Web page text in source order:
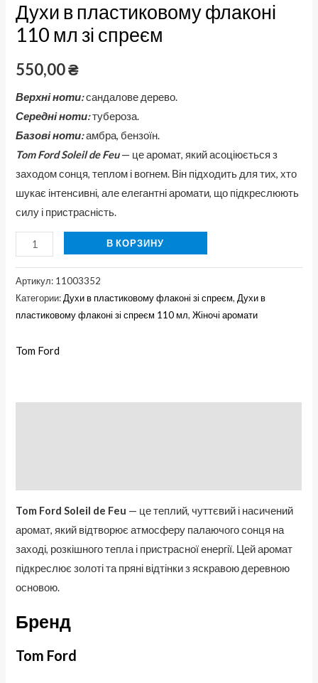
Духи в пластиковому флаконі
110 мл зі спреєм
550,00₴
Верхні ноти:сандалове дерево.
Середні ноти:тубероза.
Базові ноти:амбра, бензоїн.
Tom Ford Soleil de Feu— це аромат, який асоціюється з
заходом сонця, теплом і вогнем. Він підходить для тих, хто
шукає інтенсивні, але елегантні аромати, що підкреслюють
силу і пристрасність.
В КОРЗИНУ
Артикул: 11003352
Категории:Духи в пластиковому флаконі зі спреєм,Духи в
пластиковому флаконі зі спреєм 110 мл,Жіночі аромати
Tom Ford
Tom Ford Soleil de Feu — це теплий, чуттєвий і насичений
аромат, який відтворює атмосферу палаючого сонця на
заході, розкішного тепла і пристрасної енергії. Цей аромат
підкреслює золоті та пряні відтінки з яскравою деревною
основою.
Бренд
Tom Ford